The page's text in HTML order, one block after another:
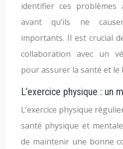
identifier ces problèmes
avant qu’ils ne
importants. Il est crucial
collaboration avec un
pour assurer la santé et le
L’exercice physique : un
L’exercice physique
santé physique et
de maintenir une bonne